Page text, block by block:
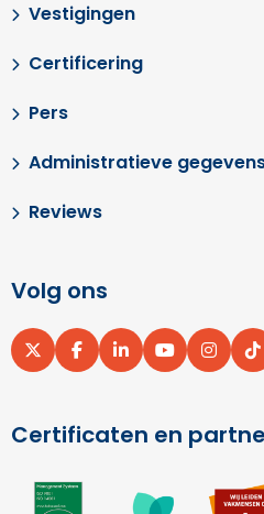
Vestigingen
Certificering
Pers
Administratieve
Reviews
Volg ons
Ga
Ga
Ga
Ga
Ga
Certificaten en
Ga